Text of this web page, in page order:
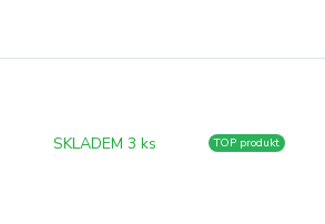
SKLADEM 3 ks TOP produkt